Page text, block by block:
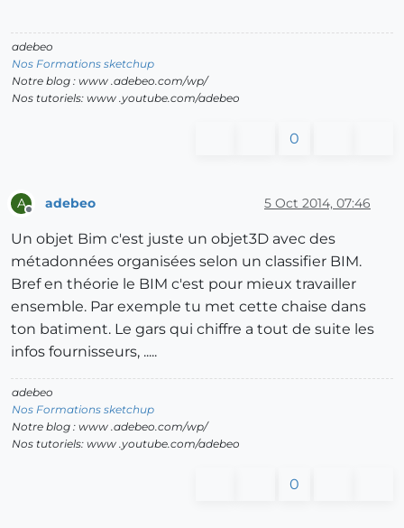
adebeo
Nos Formations sketchup
Notre blog : www .adebeo.com/wp/
Nos tutoriels: www .youtube.com/adebeo
0
A adebeo 5 Oct 2014, 07:46
Un objet Bim c'est juste un objet3D avec des
métadonnées organisées selon un classifier BIM.
Bref en théorie le BIM c'est pour mieux travailler
ensemble. Par exemple tu met cette chaise dans
ton batiment. Le gars qui chiffre a tout de suite les
infos fournisseurs, .....
adebeo
Nos Formations sketchup
Notre blog : www .adebeo.com/wp/
Nos tutoriels: www .youtube.com/adebeo
0